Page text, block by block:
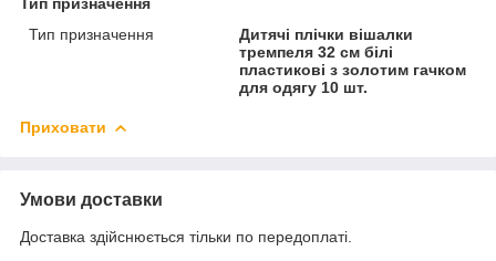
Тип призначення
Дитячі плічки вішалки
тремпеля 32 см білі
пластикові з золотим гачком
для одягу 10 шт.
Приховати
Умови доставки
Доставка здійснюється тільки по передоплаті.